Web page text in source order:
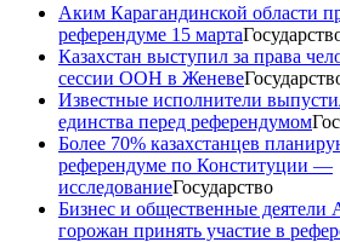
Аким Карагандинской области
референдуме 15 марта
Казахстан выступил за права
сессии ООН в Женеве
Известные исполнители
единства перед референдумом
Более 70% казахстанцев
референдуме по Конституции —
исследованиеГосударство
Бизнес и общественные деятели
горожан принять участие в